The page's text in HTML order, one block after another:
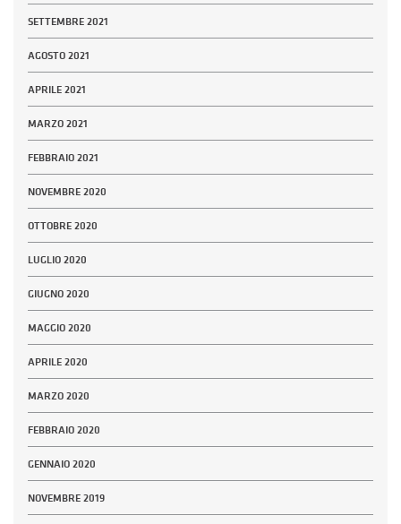
SETTEMBRE 2021
AGOSTO 2021
APRILE 2021
MARZO 2021
FEBBRAIO 2021
NOVEMBRE 2020
OTTOBRE 2020
LUGLIO 2020
GIUGNO 2020
MAGGIO 2020
APRILE 2020
MARZO 2020
FEBBRAIO 2020
GENNAIO 2020
NOVEMBRE 2019